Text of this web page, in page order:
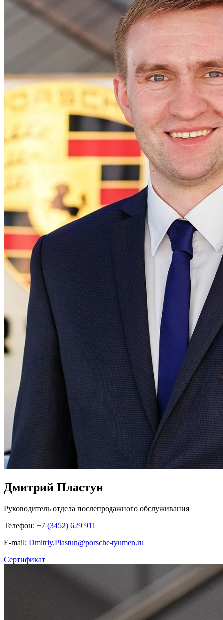
Дмитрий Пластун
Руководитель отдела послепродажного обслуживания
Телефон: +7 (3452) 629 911
E-mail: Dmitriy.Plastun@porsche-tyumen.ru
Сертификат